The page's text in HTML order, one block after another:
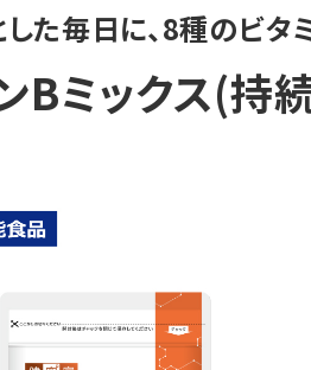
ン・ミネラル 見る
た毎日に、8種のビタ
Bミックス(持